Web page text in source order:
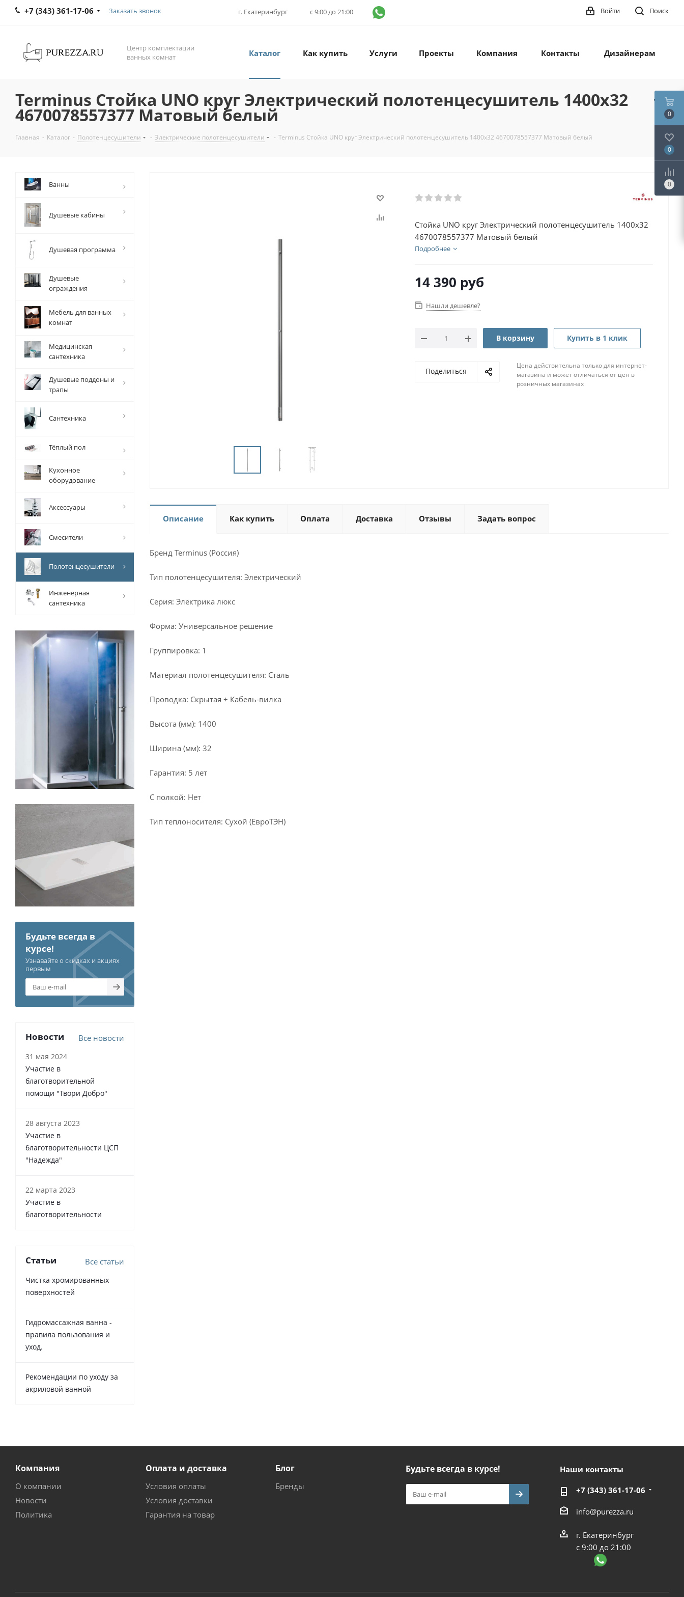
+7 (343) 361-17-06 Заказать звонок г. Екатеринбург с 9:00 до 21:00 Поиск
Войти
Центр комплектации
ванных комнат
Каталог Как купить Услуги Проекты Компания Контакты Дизайнерам
Terminus Стойка UNO круг Электрический полотенцесушитель 1400х32
4670078557377 Матовый белый
Главная - Каталог - Полотенцесушители - Электрические полотенцесушители - Terminus Стойка UNO круг Электрический полотенцесушитель 1400х32 4670078557377 Матовый белый
Стойка UNO круг Электрический полотенцесушитель 1400х32
4670078557377 Матовый белый
Подробнее
14 390 руб
Нашли дешевле?
В корзину Купить в 1 клик
Поделиться
Цена действительна только для интернет-
магазина и может отличаться от цен в
розничных магазинах
Описание Как купить Оплата Доставка Отзывы Задать вопрос
Бренд Terminus (Россия)
Тип полотенцесушителя: Электрический
Серия: Электрика люкс
Форма: Универсальное решение
Группировка: 1
Материал полотенцесушителя: Сталь
Проводка: Скрытая + Кабель-вилка
Высота (мм): 1400
Ширина (мм): 32
Гарантия: 5 лет
С полкой: Нет
Тип теплоносителя: Сухой (ЕвроТЭН)
Ванны
Душевые кабины
Душевая программа
Душевые
ограждения
Мебель для ванных
комнат
Медицинская
сантехника
Душевые поддоны и
трапы
Сантехника
Тёплый пол
Кухонное
оборудование
Аксессуары
Смесители
Полотенцесушители
Инженерная
сантехника
Будьте всегда в
курсе!
Узнавайте о скидках и акциях
первым
Новости Все новости
31 мая 2024
Участие в
благотворительной
помощи "Твори Добро"
28 августа 2023
Участие в
благотворительности ЦСП
"Надежда"
22 марта 2023
Участие в
благотворительности
Статьи Все статьи
Чистка хромированных
поверхностей
Гидромассажная ванна -
правила пользования и
уход.
Рекомендации по уходу за
акриловой ванной
Компания
О компании
Новости
Политика
Оплата и доставка
Условия оплаты
Условия доставки
Гарантия на товар
Блог
Бренды
Будьте всегда в курсе! Наши контакты
+7 (343) 361-17-06
info@purezza.ru
г. Екатеринбург
с 9:00 до 21:00
0
0
0